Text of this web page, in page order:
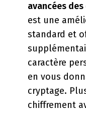
avancées
est une
standard et
caractère
en vous
cryptage.
chiffrement